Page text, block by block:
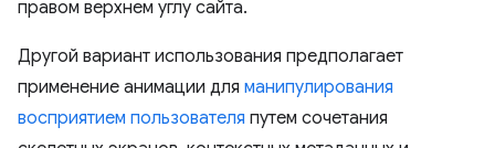
правом верхнем углу сайта.
Другой вариант использования предполагает
применение анимации для манипулирования
восприятием пользователя путем сочетания